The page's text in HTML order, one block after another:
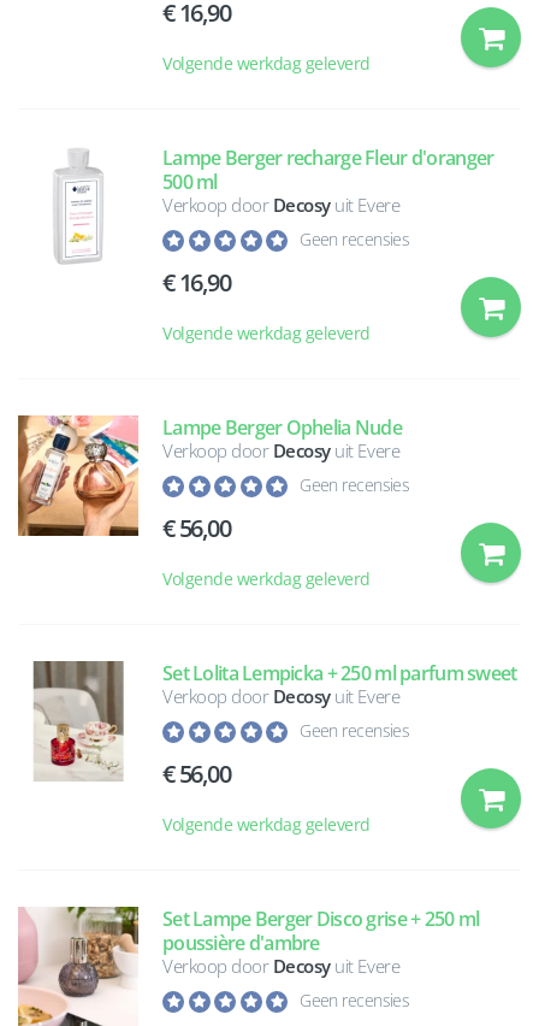
16,90
Volgende werkdag geleverd
Lampe Berger recharge Fleur d'oranger
500 ml
Verkoop door Decosyuit Evere
Geen recensies
16,90
Volgende werkdag geleverd
Lampe Berger Ophelia Nude
Verkoop door Decosyuit Evere
Geen recensies
56,00
Volgende werkdag geleverd
Set Lolita Lempicka + 250 ml parfum sweet
Verkoop door Decosyuit Evere
Geen recensies
56,00
Volgende werkdag geleverd
Set Lampe Berger Disco grise + 250 ml
poussière d'ambre
Verkoop door Decosyuit Evere
Geen recensies